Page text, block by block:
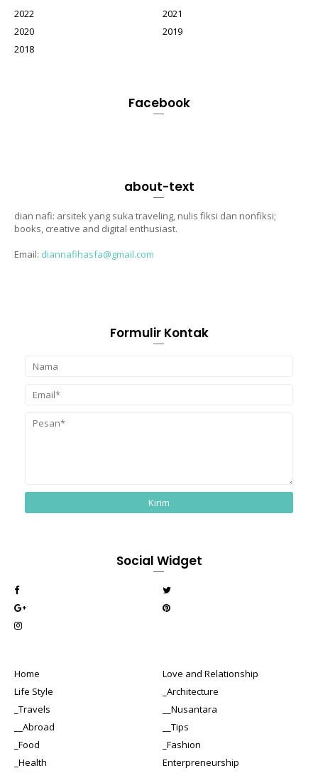
2022
2021
2020
2019
2018
Facebook
about-text
dian nafi: arsitek yang suka traveling, nulis fiksi dan nonfiksi;
books, creative and digital enthusiast.
Email: diannafihasfa@gmail.com
Formulir Kontak
Social Widget
Home
Love and Relationship
Life Style
_Architecture
_Travels
__Nusantara
__Abroad
__Tips
_Food
_Fashion
_Health
Enterpreneurship